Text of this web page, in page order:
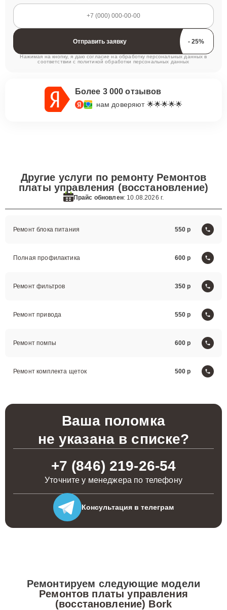
Отправить заявку
Нажимая на кнопку, я даю согласие на обработку персональных данных в
соответствии с политикой обработки персональных данных
Более 3 000 отзывов
нам доверяют 🌟🌟🌟🌟🌟
Другие услуги по ремонту Ремонтов
платы управления (восстановление)
Прайс обновлен: 10.08.2026 г.
Ремонт блока питания 550
Полная профилактика 600
Ремонт фильтров 350
Ремонт привода 550
Ремонт помпы 600
Ремонт комплекта щеток 500
Ваша поломка
не указана в списке?
+7 (846) 219-26-54
Уточните у менеджера по телефону
Консультация в телеграм
Ремонтируем следующие модели
Ремонтов платы управления
(восстановление) Bork